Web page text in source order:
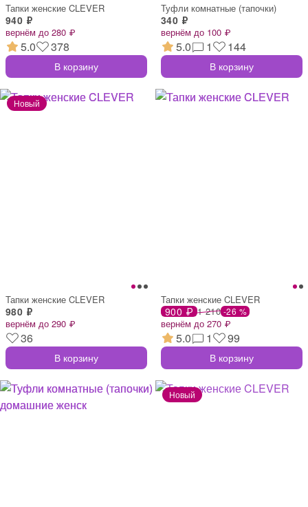
Тапки женские CLEVER
940 ₽
вернём до 280 ₽
5.0 378
В корзину
Туфли комнатные (тапочки)
340 ₽
вернём до 100 ₽
5.0 1 144
В корзину
Тапки женские CLEVER
980 ₽
вернём до 290 ₽
36
В корзину
Тапки женские CLEVER
900 ₽ 1 210 -26 %
вернём до 270 ₽
5.0 1 99
В корзину